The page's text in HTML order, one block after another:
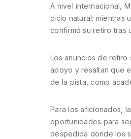
A nivel internacional,
ciclo natural: mientras
confirmó su retiro tras
Los anuncios de retiro
apoyo y resaltan que
de la pista, como
Para los aficionados,
oportunidades para
despedida donde los